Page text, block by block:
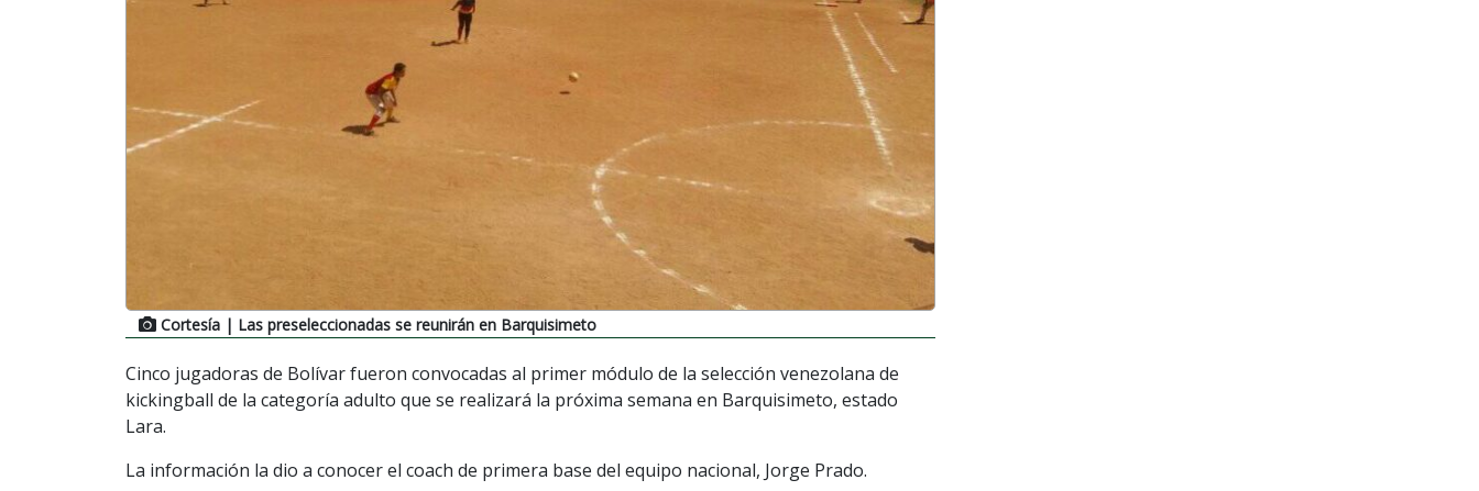
Cortesía | Las preseleccionadas se reunirán en Barquisimeto
Cinco jugadoras de Bolívar fueron convocadas al primer módulo de la selección venezolana de
kickingball de la categoría adulto que se realizará la próxima semana en Barquisimeto, estado
Lara.
La información la dio a conocer el coach de primera base del equipo nacional, Jorge Prado.